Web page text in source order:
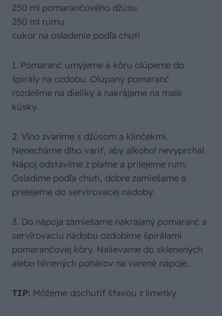
250 ml pomarančového džúsu
250 ml rumu
cukor na osladenie podľa chuti
1. Pomaranč umyjeme a kôru olúpeme do
špirály na ozdobu. Olúpaný pomaranč
rozdelíme na dieliky a nakrájame na malé
kúsky.
2. Víno zvaríme s džúsom a klinčekmi.
Nenecháme dlho variť, aby alkohol nevyprchal.
Nápoj odstavíme z platne a prilejeme rum.
Osladíme podľa chuti, dobre zamiešame a
prelejeme do servírovacej nádoby.
3. Do nápoja zamiešame nakrájaný pomaranč a
servírovaciu nádobu ozdobíme špirálami
pomarančovej kôry. Nalievame do sklenených
alebo hlinených pohárov na varené nápoje.
TIP: Môžeme dochutiť šťavou z limetky